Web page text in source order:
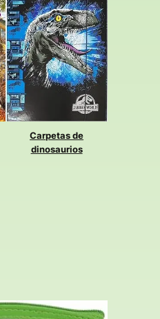
a donde vayas toda
tu locura y pasión
por estas bestias
de la antigüedad
con todo estilo y
confort ✓COMPRA
LA TUYA
Carpetas de
dinosaurios
Las carpetas más